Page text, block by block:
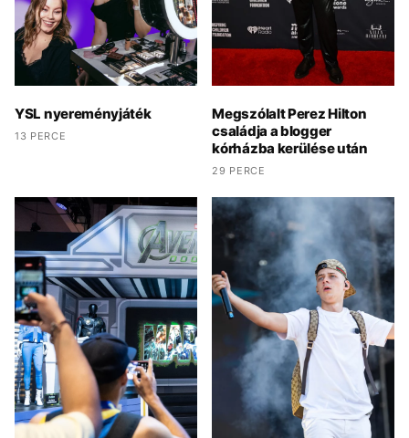
YSL nyereményjáték
13 PERCE
Megszólalt Perez Hilton
családja a blogger
kórházba kerülése után
29 PERCE